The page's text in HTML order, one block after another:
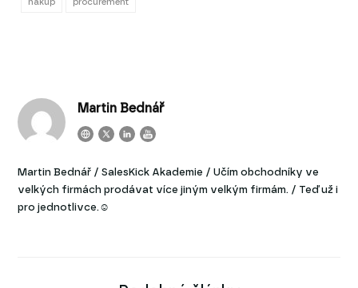
Martin Bednář
Martin Bednář / SalesKick Akademie / Učím obchodníky ve
velkých firmách prodávat více jiným velkým firmám. / Teď už i
pro jednotlivce.☺